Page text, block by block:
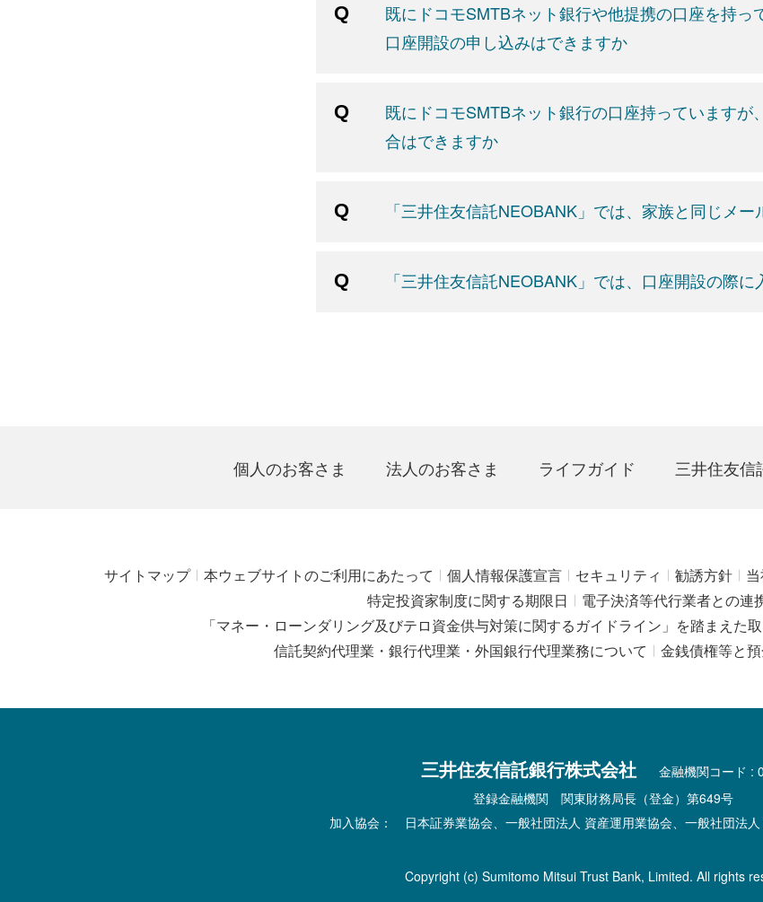
既にドコモSMTBネット銀行や他提携の口座を持
口座開設の申し込みはできますか
既にドコモSMTBネット銀行の口座持っています
合はできますか
「三井住友信託NEOBANK」では、家族と同じメ
「三井住友信託NEOBANK」では、口座開設の際
個人のお客さま 法人のお客さま ライフガイド 三井住友信
サイトマップ 本ウェブサイトのご利用にあたって 個人情報保護宣言 セキュリティ 勧誘方針
特定投資家制度に関する期限日
電子決済等代行業者との連
「マネー・ローンダリング及びテロ資金供与対策に関するガイドライン」を踏まえた
信託契約代理業・銀行代理業・外国銀行代理業務について
金銭債権等と
三井住友信託銀行株式会社
金融機関コード :
登録金融機関 関東財務局長（登金）第649号
加入協会： 日本証券業協会、一般社団法人 資産運用業協会、一般社団法
Copyright (c) Sumitomo Mitsui Trust Bank, Limited. All rights